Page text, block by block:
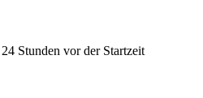
Stunden vor der Startzeit